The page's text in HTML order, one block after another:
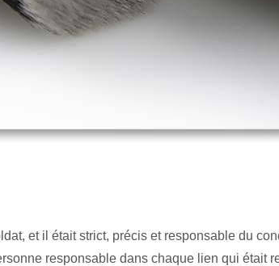
et il était strict, précis et responsable du
responsable dans chaque lien qui était